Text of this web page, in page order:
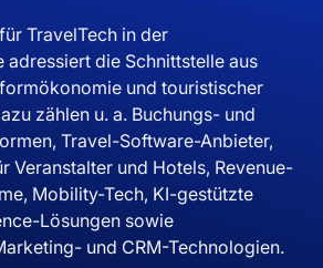
TravelTech in der
adressiert die Schnittstelle aus
und touristischer
zählen u. a. Buchungs- und
Travel-Software-Anbieter,
Veranstalter und Hotels, Revenue-
Mobility-Tech, KI-gestützte
Lösungen sowie
und CRM-Technologien.